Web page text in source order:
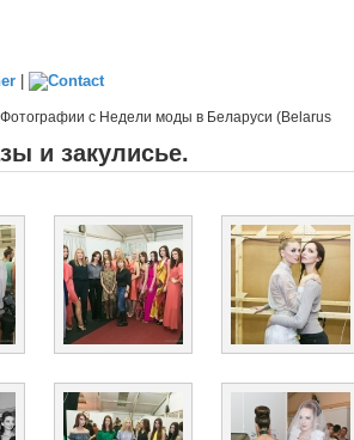
|
Фотографии с Недели моды в Беларуси (Belarus
и закулисье.